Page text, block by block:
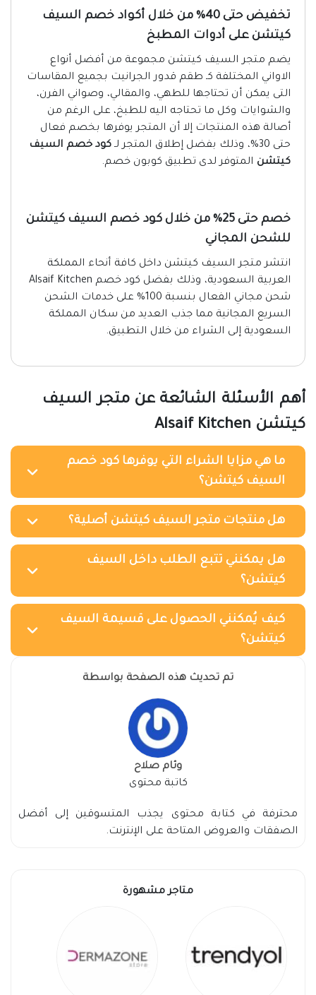
تخفيض حتى 40% من خلال أكواد خصم السيف
كيتشن على أدوات المطبخ
يضم متجر السيف كيتشن مجموعة من أفضل أنواع
الاواني المختلفة كـ طقم قدور الجرانيت بجميع المقاسات
التى يمكن أن تحتاجها للطهي، والمقالي، وصواني الفرن،
والشوايات وكل ما تحتاجه اليه للطبخ، على الرغم من
أصالة هذه المنتجات إلا أن المتجر يوفرها بخصم فعال
حتى 30%، وذلك بفضل إطلاق المتجر لـ
كود خصم السيف
كيتشن المتوفر لدى تطبيق كوبون خصم.
خصم حتى 25% من خلال كود خصم السيف كيتشن
للشحن المجاني
انتشر متجر السيف كيتشن داخل كافة أنحاء المملكة
العربية السعودية، وذلك بفضل كود خصم Alsaif Kitchen
شحن مجاني الفعال بنسبة 100% على خدمات الشحن
السريع المجانية مما جذب العديد من سكان المملكة
السعودية إلى الشراء من خلال التطبيق.
أهم الأسئلة الشائعة عن متجر السيف
كيتشن Alsaif Kitchen
ما هي مزايا الشراء التي يوفرها كود خصم
السيف كيتشن؟
هل منتجات متجر السيف كيتشن أصلية؟
هل يمكنني تتبع الطلب داخل السيف
كيتشن؟
كيف يُمكنني الحصول على قسيمة السيف
كيتشن؟
تم تحديث هذه الصفحة بواسطة
وئام صلاح
كاتبة محتوى
محترفة في كتابة محتوى يجذب المتسوقين إلى أفضل
الصفقات والعروض المتاحة على الإنترنت.
متاجر مشهورة